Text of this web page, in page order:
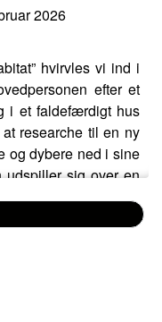
2026
hvirvles vi ind i
efter et
i et faldefærdigt hus
researche til en ny
og dybere ned i sine
udspiller sig over en
for Theis. I en
i ham, at han ikke